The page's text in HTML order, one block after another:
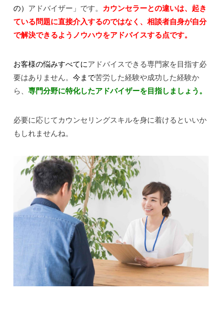
の） アドバイザー」です。
カウンセラーとの違いは、起き
ている問題に直接介入するのではなく、相談者自身が自分
で解決できるようノウハウをアドバイスする点です。
お客様の悩みすべてにアドバイスできる専門家を目指す必
要はありません。 今まで苦労した経験や成功した経験か
ら、 専門分野に特化したアドバイザーを目指しましょう。
必要に応じてカウンセリングスキルを身に着けるといいか
もしれませんね。